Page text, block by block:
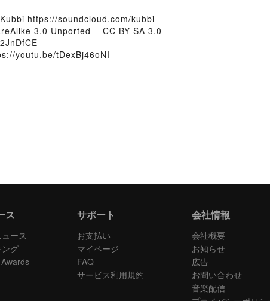
https://soundcloud.com/kubbi
3.0 Unported— CC BY-SA 3.0
youtu.be/tDexBj46oNI
ス
ース
グ
サポート
お支払い
マイページ
FAQ
サービス利用規約
会社情報
会社概要
お知らせ
広告
お問い合わせ
音楽配信